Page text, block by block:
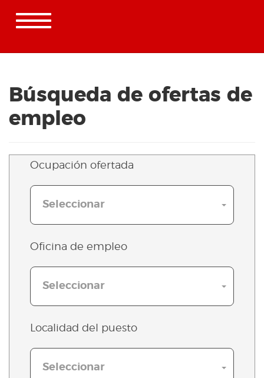
Toggle
navigation
Búsqueda de ofertas de
empleo
Ocupación ofertada
Seleccionar
Oficina de empleo
Seleccionar
Localidad del puesto
Seleccionar